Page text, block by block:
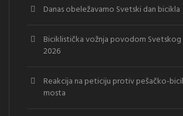
Danas obeležavamo Svetski dan bicikla
Biciklistička vožnja povodom Svetskog
2026
Reakcija na peticiju protiv pešačko-
mosta